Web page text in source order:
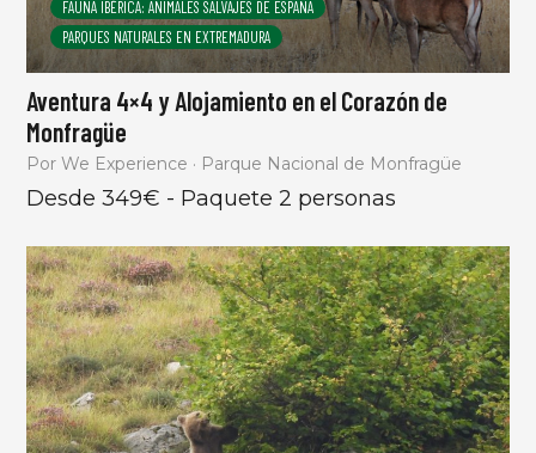
FAUNA IBÉRICA: ANIMALES SALVAJES DE ESPAÑA
PARQUES NATURALES EN EXTREMADURA
Aventura 4×4 y Alojamiento en el Corazón de
Monfragüe
Por We Experience · Parque Nacional de Monfragüe
Desde 349€ - Paquete 2 personas